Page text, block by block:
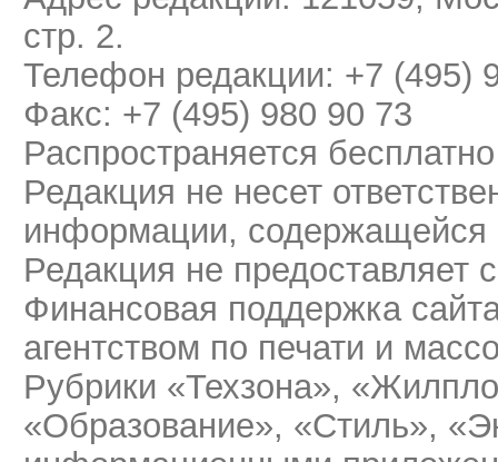
стр. 2.
Телефон редакции: +7 (495)
Факс: +7 (495) 980 90 73
Распространяется бесплатно
Редакция не несет
информации, содержащейся
Редакция не предоставляет
Финансовая поддержка
агентством по печати и
Рубрики «Техзона»,
«Образование», «Стиль»,